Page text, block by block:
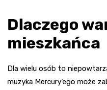
Dlaczego
mieszkańca
Dla wielu osób to
muzyka Mercury’ego może